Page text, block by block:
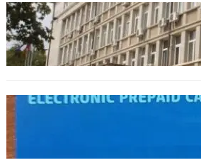
ОБЩЕСТВО
Домашният арест на
смъртта на моторист,
ОБЩЕСТВО